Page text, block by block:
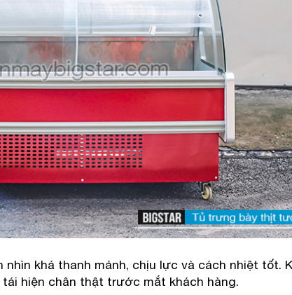
khá thanh mảnh, chịu lực và cách nhiệt tốt.
hiện chân thật trước mắt khách hàng.